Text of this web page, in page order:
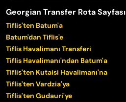
Georgian Transfer Rota Sayfası
Tiflis'ten Batum'a
Batum'dan Tiflis'e
Tiflis Havalimanı Transferi
Tiflis Havalimanı'ndan Batum'a
Tiflis'ten Kutaisi Havalimanı'na
Tiflis'ten Vardzia'ya
Tiflis'ten Gudauri'ye